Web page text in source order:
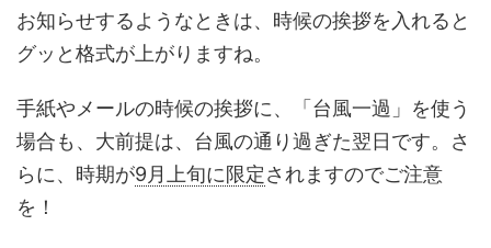
お知らせするようなときは、時候の挨拶を入れると
グッと格式が上がりますね。
手紙やメールの時候の挨拶に、「台風一過」を使う
場合も、大前提は、台風の通り過ぎた翌日です。さ
らに、時期が9月上旬に限定されますのでご注意
を！